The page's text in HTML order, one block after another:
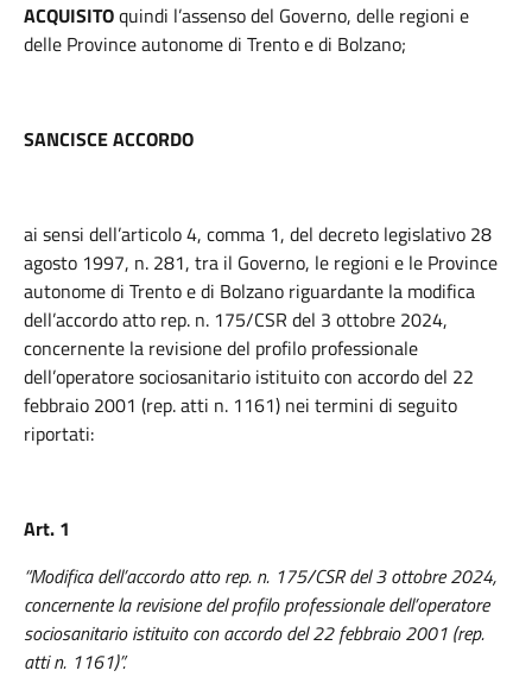
ACQUISITOquindi l’assenso del Governo, delle regioni e
delle Province autonome di Trento e di Bolzano;
SANCISCE ACCORDO
ai sensi dell’articolo 4, comma 1, del decreto legislativo 28
agosto 1997, n. 281, tra il Governo, le regioni e le Province
autonome di Trento e di Bolzano riguardante la modifica
dell’accordo atto rep. n. 175/CSR del 3 ottobre 2024,
concernente la revisione del profilo professionale
dell’operatore sociosanitario istituito con accordo del 22
febbraio 2001 (rep. atti n. 1161) nei termini di seguito
riportati:
Art. 1
“Modifica dell’accordo atto rep. n. 175/CSR del 3 ottobre 2024,
concernente la revisione del profilo professionale dell’operatore
sociosanitario istituito con accordo del 22 febbraio 2001 (rep.
atti n. 1161)”.